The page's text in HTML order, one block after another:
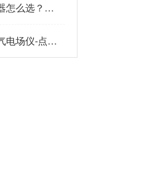
怎么选？三
选型-易造
电场仪-点击
造